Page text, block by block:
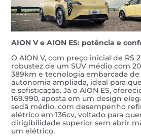
AION V e AION ES: potência e
O AION V, com preço inicial de R$
robustez de um SUV médio com
389km e tecnologia embarcada
autonomia ampliada, ideal para
e sofisticação. Já o AION ES,
169.990, aposta em um design
sedã médio, com desempenho
elétrico em 136cv, voltado para
dirigibilidade superior sem abrir
um elétrico.